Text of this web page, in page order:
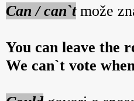
Can / can`tmože
You can leave the
We can`t vote